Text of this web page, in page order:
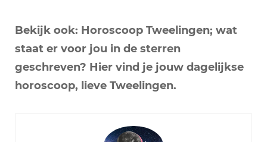
Bekijk ook: Horoscoop Tweelingen; wat
staat er voor jou in de sterren
geschreven? Hier vind je jouw dagelijkse
horoscoop, lieve Tweelingen.